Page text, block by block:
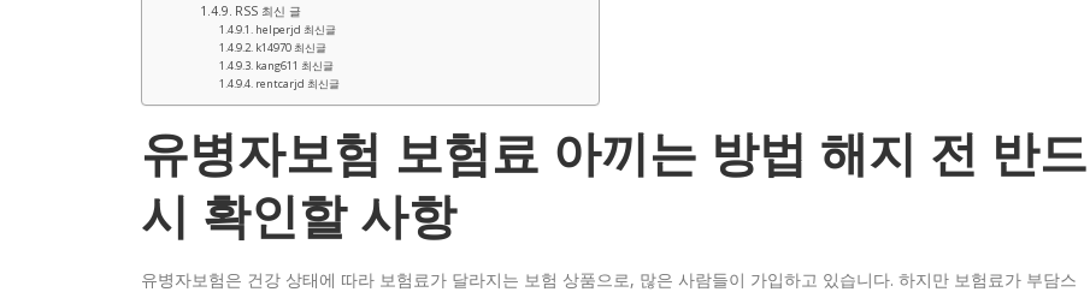
RSS 최신 글
helperjd 최신글
k14970 최신글
kang611 최신글
rentcarjd 최신글
유병자보험 보험료 아끼는 방법 해지 전 반드
시 확인할 사항
유병자보험은 건강 상태에 따라 보험료가 달라지는 보험 상품으로, 많은 사람들이 가입하고 있습니다. 하지만 보험료가 부담스